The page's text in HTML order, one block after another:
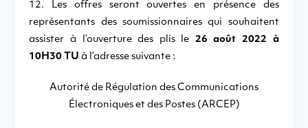
12. Les offres seront ouvertes en présence des
représentants des soumissionnaires qui souhaitent
assister à l’ouverture des plis le 26 août 2022 à
10H30 TU à l’adresse suivante :
Autorité de Régulation des Communications
Électroniques et des Postes (ARCEP)